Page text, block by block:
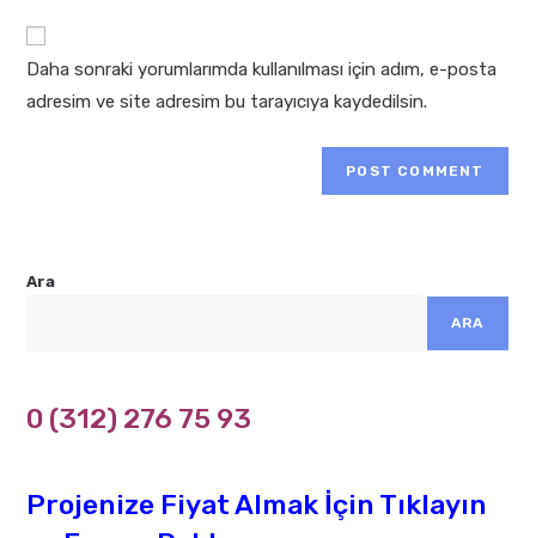
comment
URL
(optional)
Daha sonraki yorumlarımda kullanılması için adım, e-posta
adresim ve site adresim bu tarayıcıya kaydedilsin.
Ara
ARA
0 (312) 276 75 93
Projenize Fiyat Almak İçin Tıklayın